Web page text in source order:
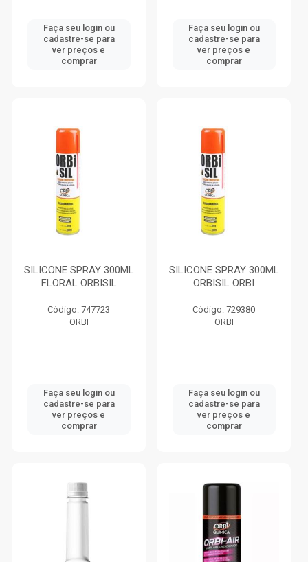
Faça seu login ou
cadastre-se para
ver preços e
comprar
Faça seu login ou
cadastre-se para
ver preços e
comprar
SILICONE SPRAY 300ML
FLORAL ORBISIL
Código: 747723
ORBI
Faça seu login ou
cadastre-se para
ver preços e
comprar
SILICONE SPRAY 300ML
ORBISIL ORBI
Código: 729380
ORBI
Faça seu login ou
cadastre-se para
ver preços e
comprar